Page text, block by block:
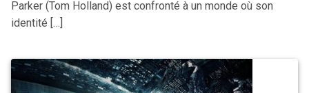
Parker (Tom Holland) est confronté à un monde où son
identité […]